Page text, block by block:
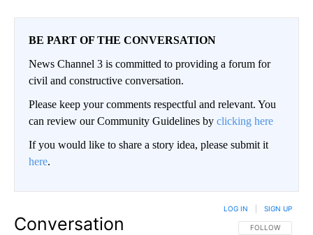
BE PART OF THE CONVERSATION
News Channel 3 is committed to providing a forum for
civil and constructive conversation.
Please keep your comments respectful and relevant. You
can review our Community Guidelines by clicking here
If you would like to share a story idea, please submit it
here.
Conversation FOLLOW THIS
FOLLOW
LOG IN SIGN UP